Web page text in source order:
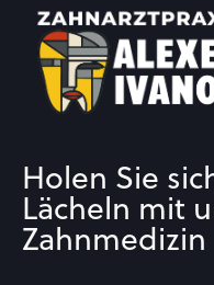
Holen Sie
Lächeln mit
Zahnmedizin